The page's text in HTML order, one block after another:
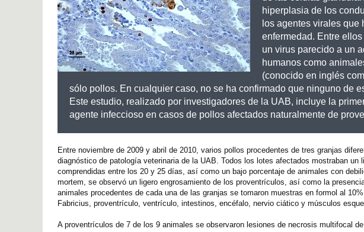
hiperplasia de los
los agentes virales
enfermedad. Entre
un virus parecido a un
humanos como
(conocido en inglés
sólo pollos. En cualquier caso, no se ha confirmado que ninguno de
Este estudio, realizado por investigadores de la UAB, incluye la
agente infeccioso en casos de pollos afectados naturalmente de
Entre noviembre de 2009 y abril de 2010, varios pollos procedentes de tres granjas
diagnóstico de patología veterinaria de la UAB. Todos los lotes afectados mostraban
comprendidas entre los 20 y 25 días, así como un bajo porcentaje de animales con
mortem, se observó un ligero engrosamiento de los proventrículos, así como la
animales procedentes de cada una de las granjas se tomaron muestras en formol al
Fabricius, proventrículo, ventrículo, intestinos, encéfalo, nervio ciático y músculos
A proventrículos de 7 de los 9 animales se observaron lesiones de necrosis multifocal